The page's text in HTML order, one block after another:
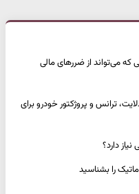
که می‌تواند از ضررهای مالی
ترانس و پروژکتور خودرو برای
دارد؟
را بشناسید